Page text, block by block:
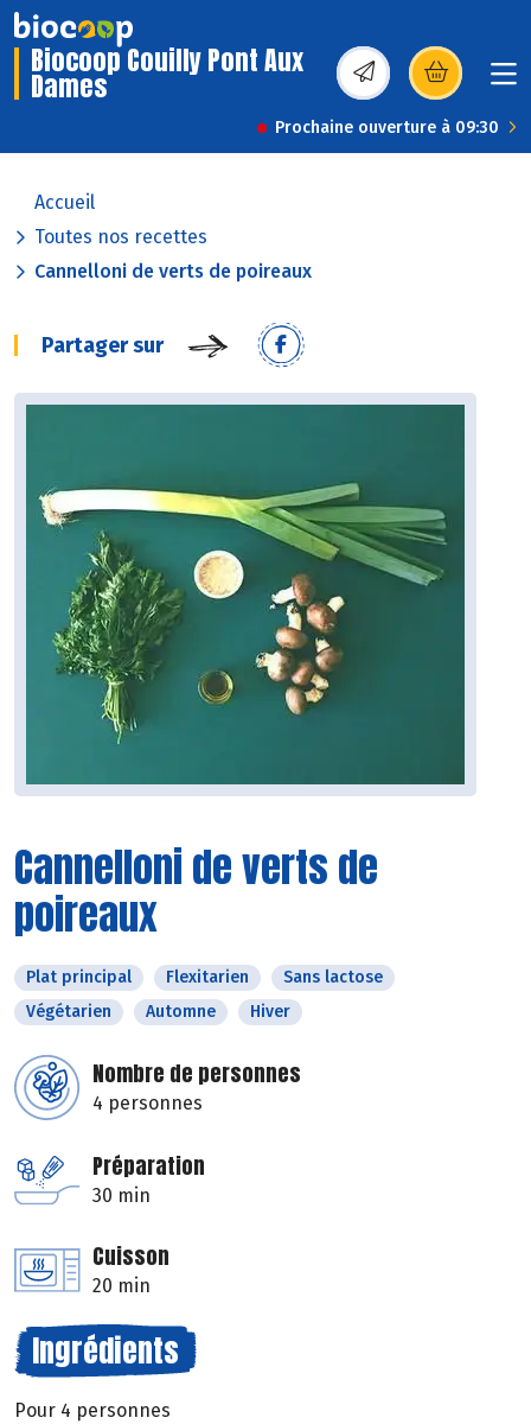
Biocoop Couilly Pont Aux
Dames (s’ouvre dans une
Prochaine ouverture à 09:30
Accueil
Toutes nos recettes
Cannelloni de verts de poireaux
Partager sur
Cannelloni de verts de
poireaux
Plat principal Flexitarien
Sans lactose
Végétarien
Automne Hiver
Nombre de personnes
4 personnes
Préparation
30 min
Cuisson
20 min
Ingrédients
Pour 4 personnes